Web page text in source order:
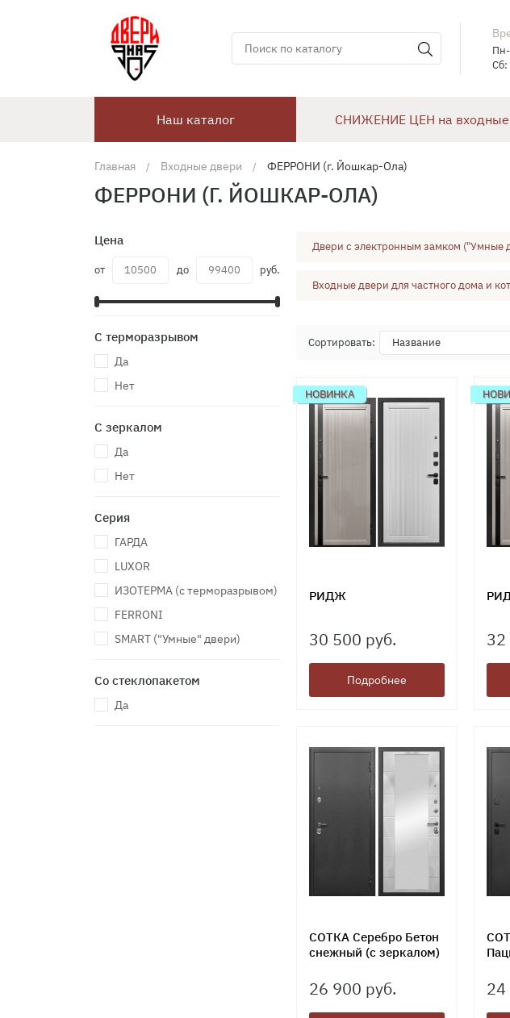
Наш каталог СНИЖЕНИЕ ЦЕН на входные
Главная Входные двери ФЕРРОНИ (г. Йошкар-Ола)
ФЕРРОНИ (Г. ЙОШКАР-ОЛА)
Цена
от до руб.
С терморазрывом
Да
Нет
С зеркалом
Да
Нет
Серия
ГАРДА
LUXOR
ИЗОТЕРМА (с терморазрывом)
FERRONI
SMART ("Умные" двери)
Со стеклопакетом
Да
Двери с электронным замком ("Умные
Входные двери для частного дома и
Сортировать: Название
НОВИНКА
РИДЖ
30 500 руб.
Подробнее
32
СОТКА Серебро Бетон
снежный (с зеркалом)
26 900 руб. 24